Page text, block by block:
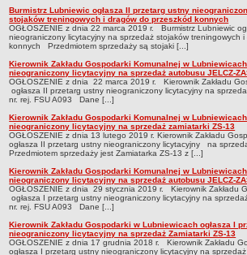
Transmisja z obrad sesji
Zadania i uprawnienia
Skład Rady Miejskiej
Plan pracy Rady Miejskiej
Terminy posiedzeń Rady
Głosowania
Protokoły z posiedzeń Rady Miejskiej
Składy Komisji
Terminy posiedzeń Komisji
Plan pracy Komisji Rewizyjnej
Oświadczenia majątkowe
Burmistrz Lubniewic ogłasza II przetarg ustny
stojaków treningowych i drągów do przeszkód konnych
OGŁOSZENIE z dnia 22 marca 2019 r. Burmistrz Lubniewic
nieograniczony licytacyjny na sprzedaż stojaków treningowych
konnych Przedmiotem sprzedaży są stojaki [...]
Kierownik Zakładu Gospodarki Komunalnej w
nieograniczony licytacyjny na sprzedaż autobusu JELCZ-
OGŁOSZENIE z dnia 22 marca 2019 r. Kierownik Zakładu
ogłasza II przetarg ustny nieograniczony licytacyjny na
nr. rej. FSU A093 Dane [...]
Kierownik Zakładu Gospodarki Komunalnej w
nieograniczony licytacyjny na sprzedaż zamiatarki ZS-13
OGŁOSZENIE z dnia 13 lutego 2019 r. Kierownik Zakładu
ogłasza II przetarg ustny nieograniczony licytacyjny na
Przedmiotem sprzedaży jest Zamiatarka ZS-13 z [...]
Kierownik Zakładu Gospodarki Komunalnej w
nieograniczony licytacyjny na sprzedaż autobusu JELCZ-
OGŁOSZENIE z dnia 29 stycznia 2019 r. Kierownik Zakładu
ogłasza I przetarg ustny nieograniczony licytacyjny na
nr. rej. FSU A093 Dane [...]
Kierownik Zakładu Gospodarki w Lubniewicach ogłasza I
nieograniczony licytacyjny na sprzedaż Zamiatarki ZS-13
OGŁOSZENIE z dnia 17 grudnia 2018 r. Kierownik Zakładu
ogłasza I przetarg ustny nieograniczony licytacyjny na